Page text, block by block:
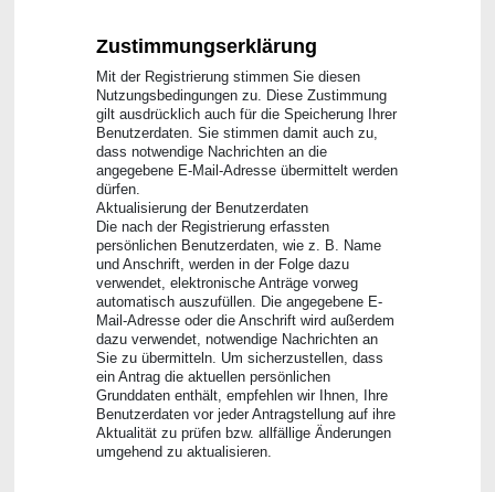
Zustimmungserklärung
Mit der Registrierung stimmen Sie diesen
Nutzungsbedingungen zu. Diese Zustimmung
gilt ausdrücklich auch für die Speicherung Ihrer
Benutzerdaten. Sie stimmen damit auch zu,
dass notwendige Nachrichten an die
angegebene E-Mail-Adresse übermittelt werden
dürfen.
Aktualisierung der Benutzerdaten
Die nach der Registrierung erfassten
persönlichen Benutzerdaten, wie z. B. Name
und Anschrift, werden in der Folge dazu
verwendet, elektronische Anträge vorweg
automatisch auszufüllen. Die angegebene E-
Mail-Adresse oder die Anschrift wird außerdem
dazu verwendet, notwendige Nachrichten an
Sie zu übermitteln. Um sicherzustellen, dass
ein Antrag die aktuellen persönlichen
Grunddaten enthält, empfehlen wir Ihnen, Ihre
Benutzerdaten vor jeder Antragstellung auf ihre
Aktualität zu prüfen bzw. allfällige Änderungen
umgehend zu aktualisieren.